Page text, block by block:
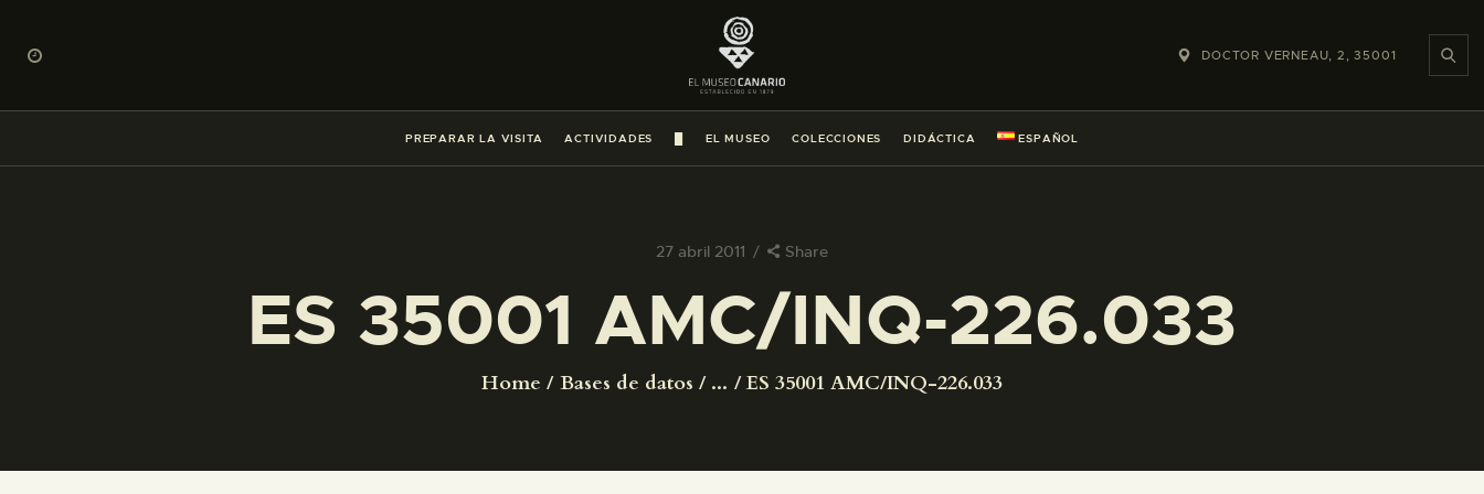
DOCTOR VERNEAU, 2, 35001
PREPARAR LA VISITA ACTIVIDADES EL MUSEO COLECCIONES DIDÁCTICA ESPAÑOL
27 abril 2011 Share
ES 35001 AMC/INQ-226.033
Home Bases de datos ... ES 35001 AMC/INQ-226.033
PREPARAR LA VISITA
ACTIVIDADES
█
COLECCIONES
DIDÁCTICA